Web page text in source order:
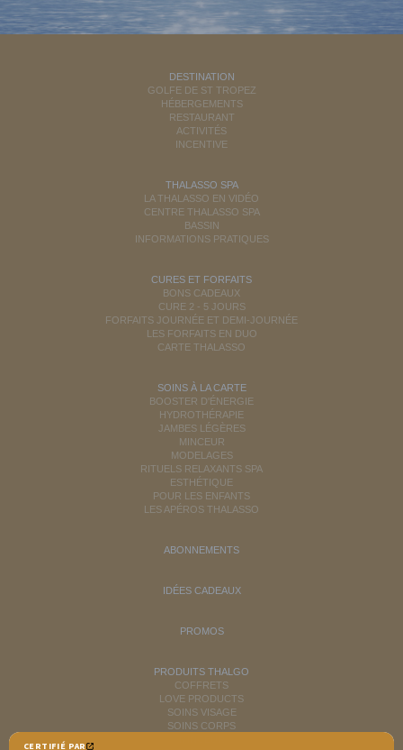
CERTIFIÉ PAR
DESTINATION
GOLFE DE ST TROPEZ
HÉBERGEMENTS
RESTAURANT
ACTIVITÉS
INCENTIVE
THALASSO SPA
LA THALASSO EN VIDÉO
CENTRE THALASSO SPA
BASSIN
INFORMATIONS PRATIQUES
CURES ET FORFAITS
BONS CADEAUX
CURE 2 - 5 JOURS
FORFAITS JOURNÉE ET DEMI-JOURNÉE
LES FORFAITS EN DUO
CARTE THALASSO
SOINS À LA CARTE
BOOSTER D'ÉNERGIE
HYDROTHÉRAPIE
JAMBES LÉGÈRES
MINCEUR
MODELAGES
RITUELS RELAXANTS SPA
ESTHÉTIQUE
POUR LES ENFANTS
LES APÉROS THALASSO
ABONNEMENTS
IDÉES CADEAUX
PROMOS
PRODUITS THALGO
COFFRETS
LOVE PRODUCTS
SOINS VISAGE
SOINS CORPS